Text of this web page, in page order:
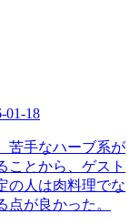
01-18
苦手なハーブ系が
ことから、ゲスト
の人は肉料理でな
点が良かった。